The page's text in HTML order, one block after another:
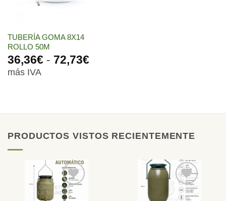
TUBERÍA GOMA 8X14
ROLLO 50M
36,36€ - 72,73€Rango
hasta
más IVA
PRODUCTOS VISTOS RECIENTEMENTE
Añadir
Añadir